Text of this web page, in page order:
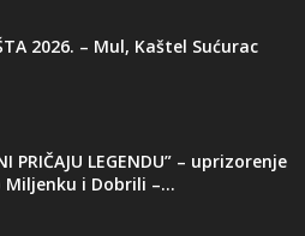
2026. – Mul, Kaštel Sućurac
PRIČAJU LEGENDU” – uprizorenje
Miljenku i Dobrili –...